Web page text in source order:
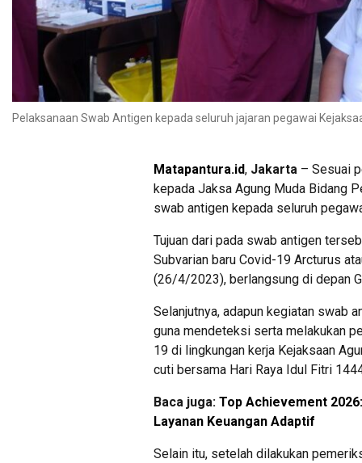
Pelaksanaan Swab Antigen kepada seluruh jajaran pegawai
Matapantura.id, Jakarta – Sesuai
kepada Jaksa Agung Muda Bidang
swab antigen kepada seluruh
Tujuan dari pada swab antigen
Subvarian baru Covid-19 Arcturus
(26/4/2023), berlangsung di depan
Selanjutnya, adapun kegiatan swab
guna mendeteksi serta melakukan
19 di lingkungan kerja Kejaksaan
cuti bersama Hari Raya Idul Fitri
Baca juga: Top Achievement
Layanan Keuangan Adaptif
Selain itu, setelah dilakukan